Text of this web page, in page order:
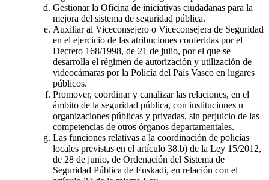
Gestionar la Oficina de iniciativas ciudadanas para la
mejora del sistema de seguridad pública.
Auxiliar al Viceconsejero o Viceconsejera de Seguridad
en el ejercicio de las atribuciones conferidas por el
Decreto 168/1998, de 21 de julio, por el que se
desarrolla el régimen de autorización y utilización de
videocámaras por la Policía del País Vasco en lugares
públicos.
Promover, coordinar y canalizar las relaciones, en el
ámbito de la seguridad pública, con instituciones u
organizaciones públicas y privadas, sin perjuicio de las
competencias de otros órganos departamentales.
Las funciones relativas a la coordinación de policías
locales previstas en el artículo 38.b) de la Ley 15/2012,
de 28 de junio, de Ordenación del Sistema de
Seguridad Pública de Euskadi, en relación con el